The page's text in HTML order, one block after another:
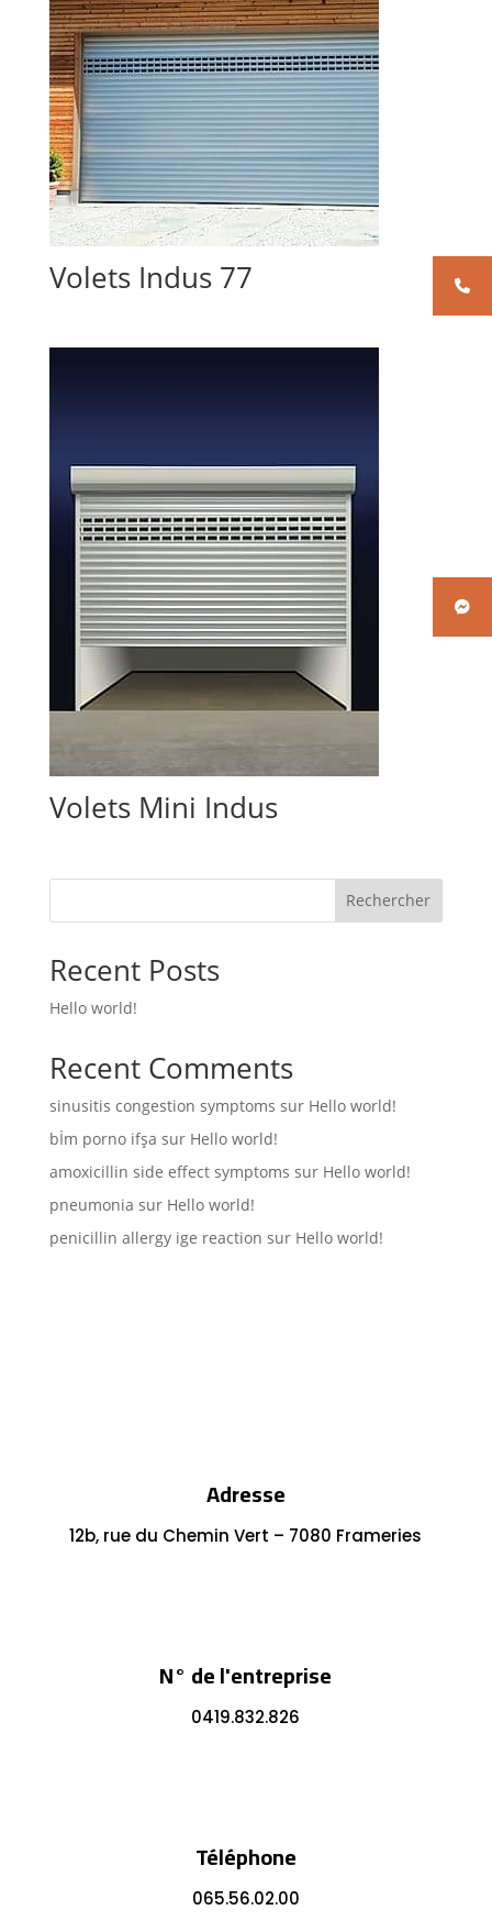
Volets Indus 77
Volets Mini Indus
Rechercher
Recent Posts
Hello world!
Recent Comments
sinusitis congestion symptoms sur Hello world!
bİm porno ifşa sur Hello world!
amoxicillin side effect symptoms sur Hello world!
pneumonia sur Hello world!
penicillin allergy ige reaction sur Hello world!
Adresse
12b, rue du Chemin Vert – 7080 Frameries
N° de l'entreprise
0419.832.826
Téléphone
065.56.02.00